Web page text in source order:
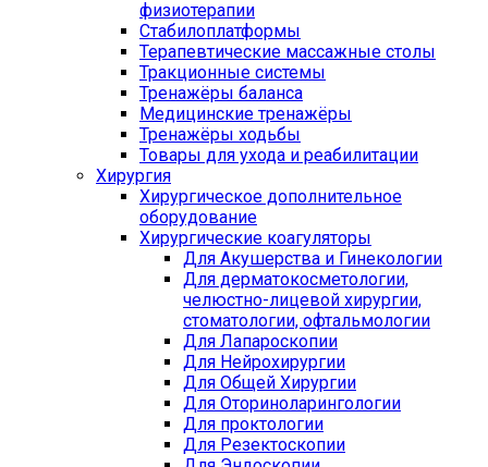
физиотерапии
Стабилоплатформы
Терапевтические массажные столы
Тракционные системы
Тренажёры баланса
Медицинские тренажёры
Тренажёры ходьбы
Товары для ухода и реабилитации
Хирургия
Хирургическое дополнительное
оборудование
Хирургические коагуляторы
Для Акушерства и Гинекологии
Для дерматокосметологии,
челюстно-лицевой хирургии,
стоматологии, офтальмологии
Для Лапароскопии
Для Нейрохирургии
Для Общей Хирургии
Для Оториноларингологии
Для проктологии
Для Резектоскопии